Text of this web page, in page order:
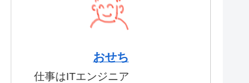
おせち
仕事はITエンジニア